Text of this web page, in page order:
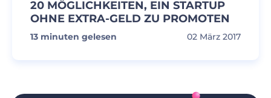
20 MÖGLICHKEITEN, EIN STARTUP
OHNE EXTRA-GELD ZU PROMOTEN
13 minuten gelesen 02 März 2017